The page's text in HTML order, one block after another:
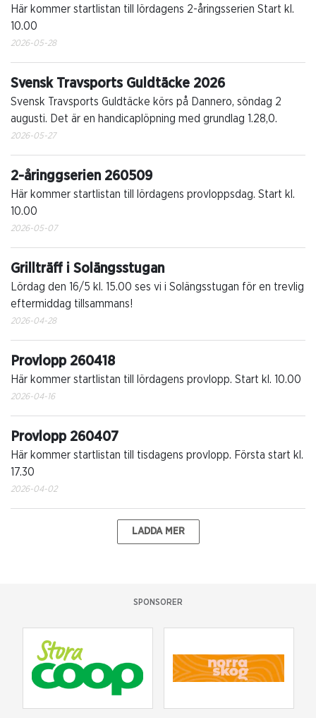
Här kommer startlistan till lördagens 2-åringsserien Start kl.
10.00
2026-05-28
Svensk Travsports Guldtäcke 2026
Svensk Travsports Guldtäcke körs på Dannero, söndag 2
augusti. Det är en handicaplöpning med grundlag 1.28,0.
2026-05-27
2-åringgserien 260509
Här kommer startlistan till lördagens provloppsdag. Start kl.
10.00
2026-05-07
Grillträff i Solängsstugan
Lördag den 16/5 kl. 15.00 ses vi i Solängsstugan för en trevlig
eftermiddag tillsammans!
2026-04-28
Provlopp 260418
Här kommer startlistan till lördagens provlopp. Start kl. 10.00
2026-04-16
Provlopp 260407
Här kommer startlistan till tisdagens provlopp. Första start kl.
17.30
2026-04-02
LADDA MER
SPONSORER